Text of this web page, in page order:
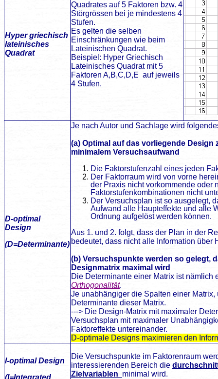
Hyper griechisch
lateinisches
Quadrat
Quadrates auf 5 Faktoren bzw. 4
Störgrössen bei je mindestens 4
Stufen.
Es gelten die selben
Einschränkungen wie beim
Lateinischen Quadrat.
Beispiel: Hyper Griechisch
Lateinisches Quadrat mit 5
Faktoren A,B,C,D,E auf jeweils
4 Stufen.
D-optimal
Design
(D=Determinante)
Je nach Autor und Sachlage wird
(a) Optimal auf das vorliegende Design
minimalem Versuchsaufwand
Die Faktorstufenzahl eines jeden
Der Faktorraum wird von vorne
der Praxis nicht vorkommende oder
Faktorstufenkombinationen nicht
Der Versuchsplan ist so ausgelegt,
Aufwand alle Haupteffekte und alle
Ordnung aufgelöst werden können.
Aus 1. und 2. folgt, dass der Plan in der
bedeutet, dass nicht alle Information über
(b) Versuchspunkte werden so gelegt,
Designmatrix maximal wird
Die Determinante einer Matrix ist nämlich
Orthogonalität.
Je unabhängiger die Spalten einer Matrix,
Determinante dieser Matrix.
---> Die Design-Matrix mit maximaler
Versuchsplan mit maximaler
Faktoreffekte untereinander.
D-optimale Designs maximieren den
I-optimal Design
(I=Integrated
Die Versuchspunkte im Faktorenraum
interessierenden Bereich die
Zielvariablen minimal wird.